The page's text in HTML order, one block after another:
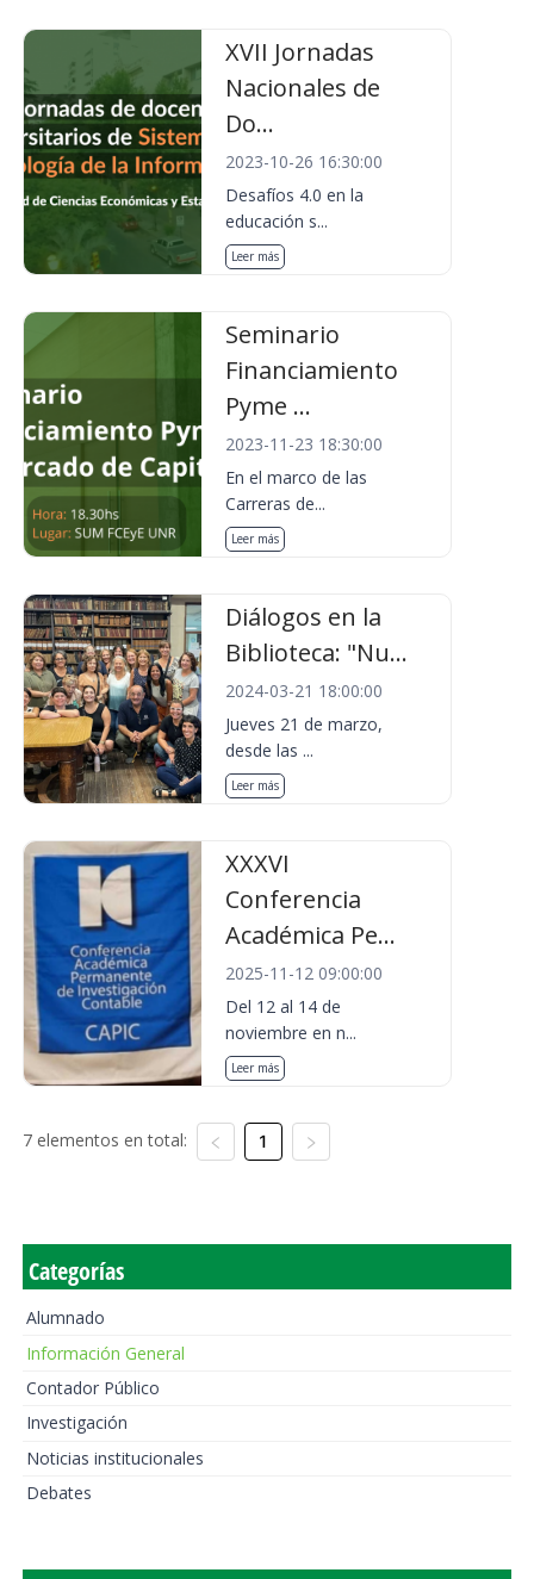
XVII Jornadas
Nacionales de
Do...
2023-10-26 16:30:00
Desafíos 4.0 en la
educación s...
Leer más
Seminario
Financiamiento
Pyme ...
2023-11-23 18:30:00
En el marco de las
Carreras de...
Leer más
Diálogos en la
Biblioteca: "Nu...
2024-03-21 18:00:00
Jueves 21 de marzo,
desde las ...
Leer más
XXXVI
Conferencia
Académica Pe...
2025-11-12 09:00:00
Del 12 al 14 de
noviembre en n...
Leer más
7 elementos en total: 1
Categorías
Alumnado
Información General
Contador Público
Investigación
Noticias institucionales
Debates